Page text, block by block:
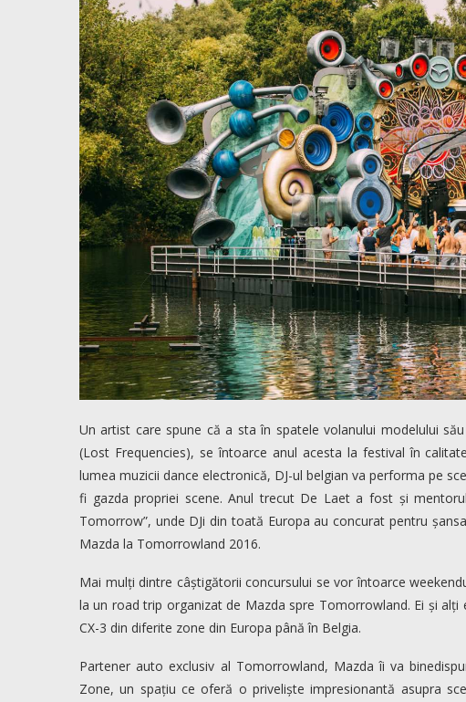
Un artist care spune că a sta în spatele volanului modelului
(Lost Frequencies), se întoarce anul acesta la festival în
lumea muzicii dance electronică, DJ-ul belgian va performa pe
fi gazda propriei scene. Anul trecut De Laet a fost și
Tomorrow”, unde DJi din toată Europa au concurat pentru
Mazda la Tomorrowland 2016.
Mai mulți dintre câștigătorii concursului se vor întoarce
la un road trip organizat de Mazda spre Tomorrowland. Ei și
CX-3 din diferite zone din Europa până în Belgia.
Partener auto exclusiv al Tomorrowland, Mazda îi va
Zone, un spațiu ce oferă o priveliște impresionantă asupra